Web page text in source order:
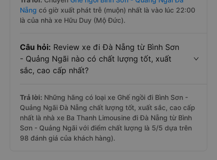
Nẵng có giờ xuất phát trễ (muộn) nhất là vào lúc 22:00
là của nhà xe Hữu Duy (Mộ Đức).
Câu hỏi: Review xe đi Đà Nẵng từ Bình Sơn
- Quảng Ngãi nào có chất lượng tốt, xuất
sắc, cao cấp nhất?
Trả lời: Những hãng có loại xe Ghế ngồi đi Bình Sơn -
Quảng Ngãi Đà Nẵng chất lượng tốt, xuất sắc, cao cấp
nhất là nhà xe Ba Thanh Limousine đi Đà Nẵng từ Bình
Sơn - Quảng Ngãi với điểm chất lượng là 5/5 dựa trên
98 đánh giá của khách hàng).